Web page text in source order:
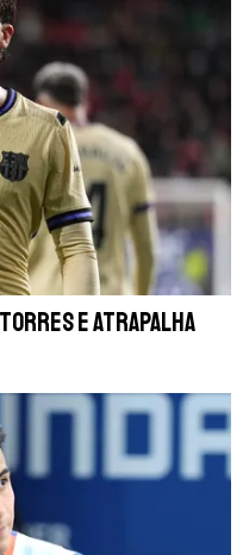
Torres e atrapalha